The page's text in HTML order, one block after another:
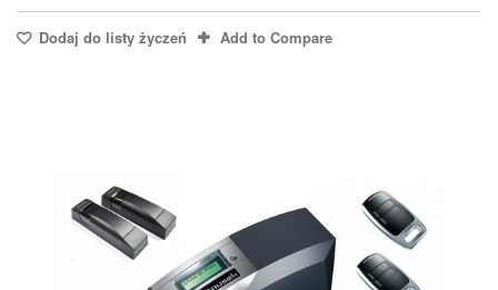
Dodaj do listy życzeń Add to Compare